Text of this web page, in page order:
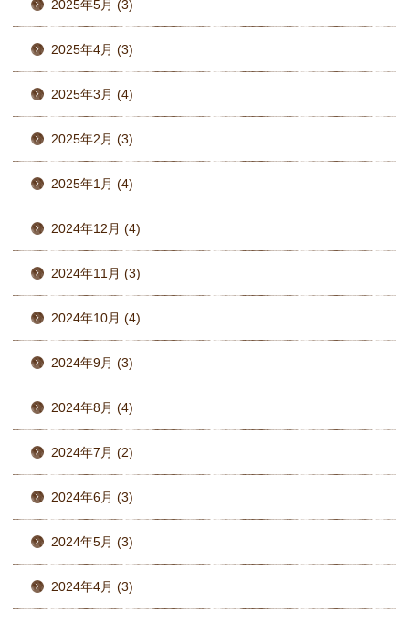
2025年5月 (3)
2025年4月 (3)
2025年3月 (4)
2025年2月 (3)
2025年1月 (4)
2024年12月 (4)
2024年11月 (3)
2024年10月 (4)
2024年9月 (3)
2024年8月 (4)
2024年7月 (2)
2024年6月 (3)
2024年5月 (3)
2024年4月 (3)